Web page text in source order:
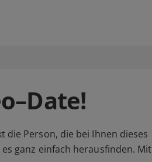
die Person, die bei Ihnen dieses
ganz einfach herausfinden. Mit